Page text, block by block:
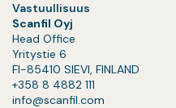
Vastuullisuus
Scanfil Oyj
Head Office
Yritystie 6
FI-85410 SIEVI, FINLAND
+358 8 4882 111
info@scanfil.com